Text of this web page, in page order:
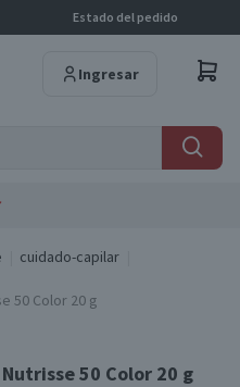
Estado del pedido
Ingresar
cuidado-capilar
50 Color 20 g
50 Color 20 g